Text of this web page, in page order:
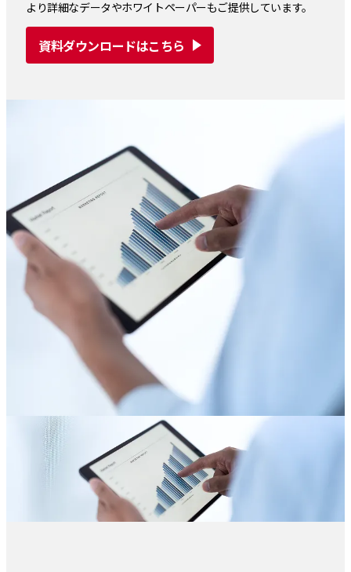
より詳細なデータやホワイトペーパーもご提供しています。
資料ダウンロードはこちら